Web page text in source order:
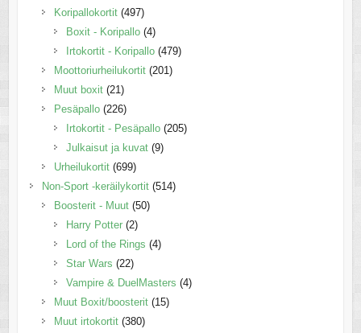
Koripallokortit (497)
Boxit - Koripallo (4)
Irtokortit - Koripallo (479)
Moottoriurheilukortit (201)
Muut boxit (21)
Pesäpallo (226)
Irtokortit - Pesäpallo (205)
Julkaisut ja kuvat (9)
Urheilukortit (699)
Non-Sport -keräilykortit (514)
Boosterit - Muut (50)
Harry Potter (2)
Lord of the Rings (4)
Star Wars (22)
Vampire & DuelMasters (4)
Muut Boxit/boosterit (15)
Muut irtokortit (380)